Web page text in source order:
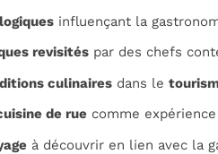
influençant la
revisités par des chefs
culinaires dans le
de rue comme
à découvrir en lien avec la